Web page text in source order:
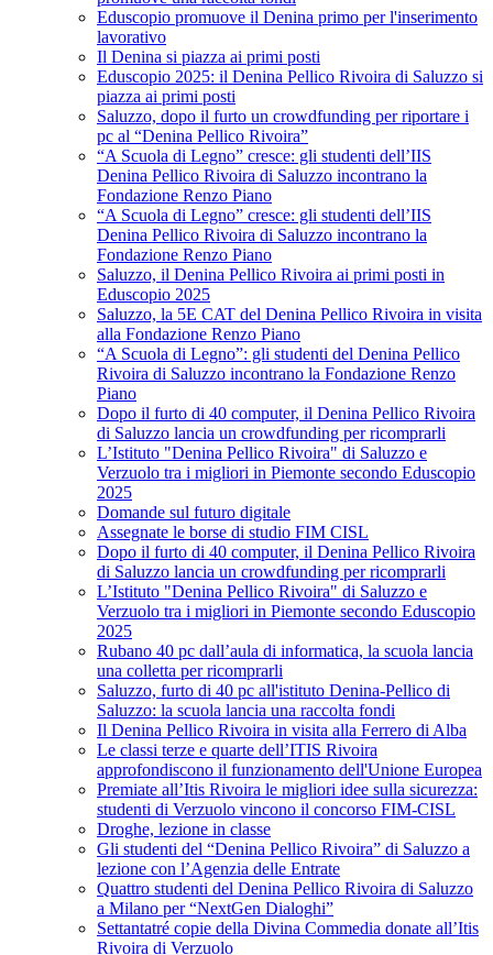
Eduscopio promuove il Denina primo per l'inserimento
lavorativo
Il Denina si piazza ai primi posti
Eduscopio 2025: il Denina Pellico Rivoira di Saluzzo si
piazza ai primi posti
Saluzzo, dopo il furto un crowdfunding per riportare i
pc al “Denina Pellico Rivoira”
“A Scuola di Legno” cresce: gli studenti dell’IIS
Denina Pellico Rivoira di Saluzzo incontrano la
Fondazione Renzo Piano
“A Scuola di Legno” cresce: gli studenti dell’IIS
Denina Pellico Rivoira di Saluzzo incontrano la
Fondazione Renzo Piano
Saluzzo, il Denina Pellico Rivoira ai primi posti in
Eduscopio 2025
Saluzzo, la 5E CAT del Denina Pellico Rivoira in visita
alla Fondazione Renzo Piano
“A Scuola di Legno”: gli studenti del Denina Pellico
Rivoira di Saluzzo incontrano la Fondazione Renzo
Piano
Dopo il furto di 40 computer, il Denina Pellico Rivoira
di Saluzzo lancia un crowdfunding per ricomprarli
L’Istituto "Denina Pellico Rivoira" di Saluzzo e
Verzuolo tra i migliori in Piemonte secondo Eduscopio
2025
Domande sul futuro digitale
Assegnate le borse di studio FIM CISL
Dopo il furto di 40 computer, il Denina Pellico Rivoira
di Saluzzo lancia un crowdfunding per ricomprarli
L’Istituto "Denina Pellico Rivoira" di Saluzzo e
Verzuolo tra i migliori in Piemonte secondo Eduscopio
2025
Rubano 40 pc dall’aula di informatica, la scuola lancia
una colletta per ricomprarli
Saluzzo, furto di 40 pc all'istituto Denina-Pellico di
Saluzzo: la scuola lancia una raccolta fondi
Il Denina Pellico Rivoira in visita alla Ferrero di Alba
Le classi terze e quarte dell’ITIS Rivoira
approfondiscono il funzionamento dell'Unione Europea
Premiate all’Itis Rivoira le migliori idee sulla sicurezza:
studenti di Verzuolo vincono il concorso FIM-CISL
Droghe, lezione in classe
Gli studenti del “Denina Pellico Rivoira” di Saluzzo a
lezione con l’Agenzia delle Entrate
Quattro studenti del Denina Pellico Rivoira di Saluzzo
a Milano per “NextGen Dialoghi”
Settantatré copie della Divina Commedia donate all’Itis
Rivoira di Verzuolo